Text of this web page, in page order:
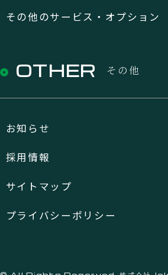
その他のサービス・オプション
OTHER その他
お知らせ
採用情報
サイトマップ
プライバシーポリシー